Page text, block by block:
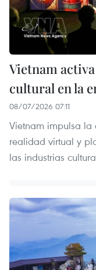
Vietnam
cultural en la
08/07/2026 07:11
Vietnam impulsa
realidad virtual y
las industrias